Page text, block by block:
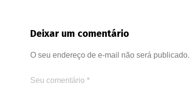
Deixar um comentário
O seu endereço de e-mail não será publicado.